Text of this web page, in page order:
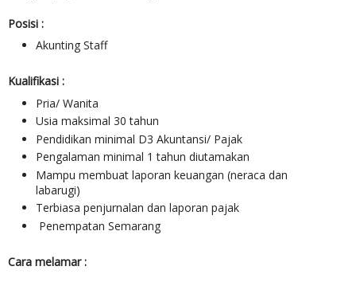
Posisi :
Akunting Staff
Kualifikasi :
Pria/ Wanita
Usia maksimal 30 tahun
Pendidikan minimal D3 Akuntansi/ Pajak
Pengalaman minimal 1 tahun diutamakan
Mampu membuat laporan keuangan (neraca dan
labarugi)
Terbiasa penjurnalan dan laporan pajak
Penempatan Semarang
Cara melamar :